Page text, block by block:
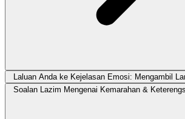
Laluan Anda ke Kejelasan Emosi: Mengambil
Soalan Lazim Mengenai Kemarahan &